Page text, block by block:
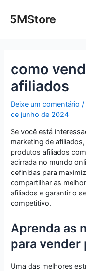
para5MStore
como
afiliados
Deixe um comentário /
de junho de 2024
Se você está
marketing de
produtos afiliados
acirrada no mundo
definidas para
compartilhar as
afiliados e garantir o
competitivo.
Aprenda as
para vender
Uma das melhores
navigation